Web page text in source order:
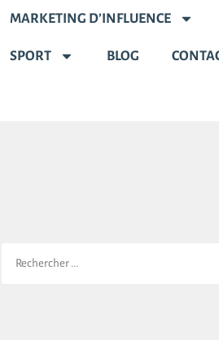
MARKETING D’INFLUENCE
SPORT BLOG